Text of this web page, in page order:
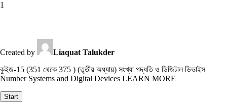
1
Created by
Liaquat Talukder
কুইজ-15 (351 থেকে 375 ) (তৃতীয় অধ্যায়) সংখ্যা পদ্ধতি ও ডিজিটাল ডিভাইস
Number Systems and Digital Devices LEARN MORE